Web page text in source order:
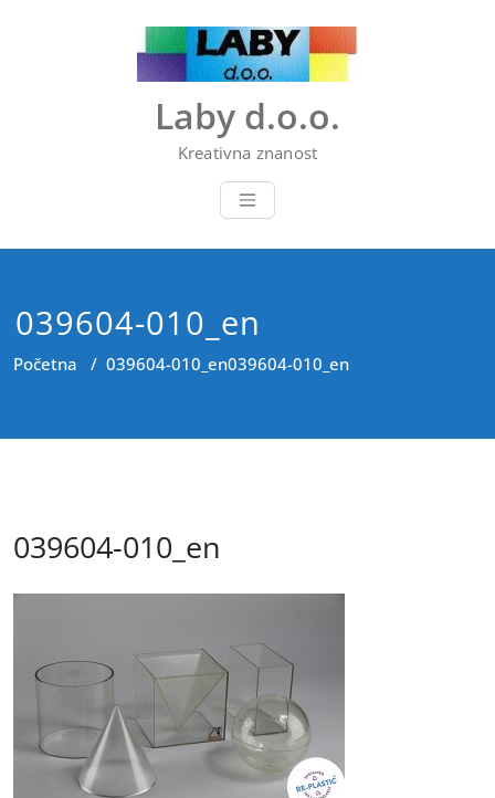
Laby d.o.o.
Kreativna znanost
039604-010_en
Početna / 039604-010_en039604-010_en
039604-010_en